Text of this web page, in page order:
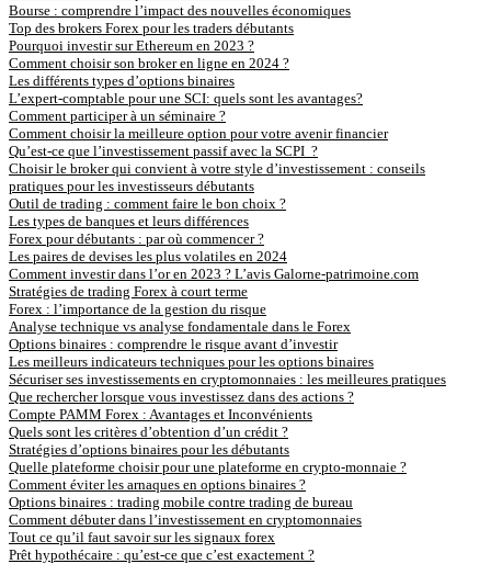
Bourse : comprendre l’impact des nouvelles économiques
Top des brokers Forex pour les traders débutants
Pourquoi investir sur Ethereum en 2023 ?
Comment choisir son broker en ligne en 2024 ?
Les différents types d’options binaires
L’expert-comptable pour une SCI: quels sont les avantages?
Comment participer à un séminaire ?
Comment choisir la meilleure option pour votre avenir financier
Qu’est-ce que l’investissement passif avec la SCPI ?
Choisir le broker qui convient à votre style d’investissement : conseils
pratiques pour les investisseurs débutants
Outil de trading : comment faire le bon choix ?
Les types de banques et leurs différences
Forex pour débutants : par où commencer ?
Les paires de devises les plus volatiles en 2024
Comment investir dans l’or en 2023 ? L’avis Galorne-patrimoine.com
Stratégies de trading Forex à court terme
Forex : l’importance de la gestion du risque
Analyse technique vs analyse fondamentale dans le Forex
Options binaires : comprendre le risque avant d’investir
Les meilleurs indicateurs techniques pour les options binaires
Sécuriser ses investissements en cryptomonnaies : les meilleures pratiques
Que rechercher lorsque vous investissez dans des actions ?
Compte PAMM Forex : Avantages et Inconvénients
Quels sont les critères d’obtention d’un crédit ?
Stratégies d’options binaires pour les débutants
Quelle plateforme choisir pour une plateforme en crypto-monnaie ?
Comment éviter les arnaques en options binaires ?
Options binaires : trading mobile contre trading de bureau
Comment débuter dans l’investissement en cryptomonnaies
Tout ce qu’il faut savoir sur les signaux forex
Prêt hypothécaire : qu’est-ce que c’est exactement ?